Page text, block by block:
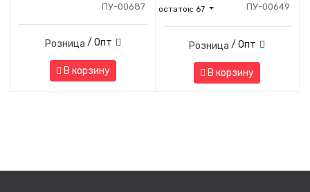
ПУ-00687
Розница / Опт
В корзину
остаток:67
ПУ-00649
Розница / Опт
В корзину